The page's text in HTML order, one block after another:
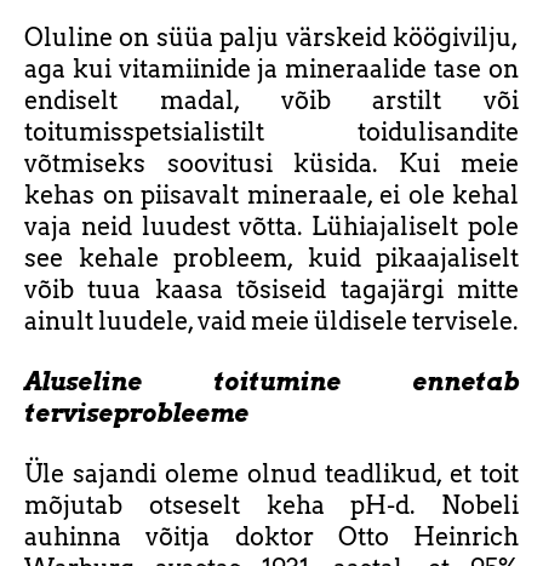
Oluline on süüa palju värskeid köögivilju,
aga kui vitamiinide ja mineraalide tase on
endiselt madal, võib arstilt või
toitumisspetsialistilt toidulisandite
võtmiseks soovitusi küsida. Kui meie
kehas on piisavalt mineraale, ei ole kehal
vaja neid luudest võtta. Lühiajaliselt pole
see kehale probleem, kuid pikaajaliselt
võib tuua kaasa tõsiseid tagajärgi mitte
ainult luudele, vaid meie üldisele tervisele.
Aluseline toitumine ennetab
terviseprobleeme
Üle sajandi oleme olnud teadlikud, et toit
mõjutab otseselt keha pH-d. Nobeli
auhinna võitja doktor Otto Heinrich